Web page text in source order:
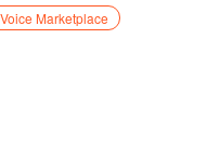
Marketplace